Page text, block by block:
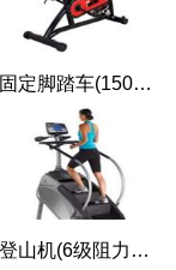
固定脚踏车(150瓦，适中)
登山机(6级阻力，3.2千米/小时)